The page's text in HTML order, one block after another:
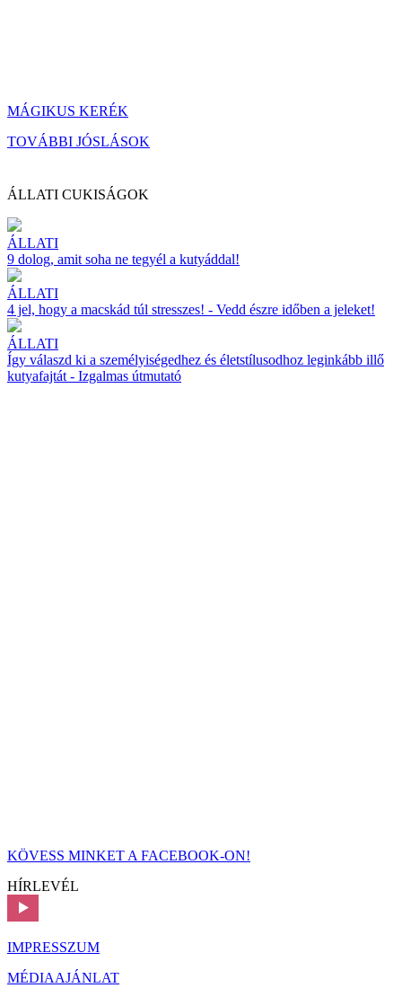
MÁGIKUS KERÉK
TOVÁBBI JÓSLÁSOK
ÁLLATI CUKISÁGOK
ÁLLATI
9 dolog, amit soha ne tegyél a kutyáddal!
ÁLLATI
4 jel, hogy a macskád túl stresszes! - Vedd észre időben a jeleket!
ÁLLATI
Így válaszd ki a személyiségedhez és életstílusodhoz leginkább illő
kutyafajtát - Izgalmas útmutató
KÖVESS MINKET A FACEBOOK-ON!
HÍRLEVÉL
IMPRESSZUM
MÉDIAAJÁNLAT